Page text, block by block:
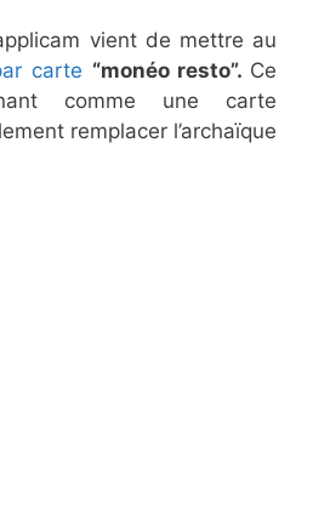
vient de mettre au
carte “monéo resto”. Ce
comme une carte
remplacer l’archaïque